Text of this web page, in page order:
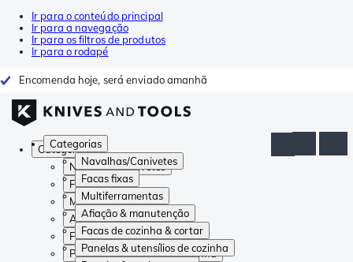
Ir para o conteúdo principal
Ir para a navegação
Ir para os filtros de produtos
Ir para o rodapé
Encomenda hoje, será enviado amanhã
Categorias
Navalhas/Canivetes
Facas fixas
Multiferramentas
Afiação & manutenção
Facas de cozinha & cortar
Panelas & utensílios de cozinha
Categorias
Navalhas/Canivetes
Facas fixas
Multiferramentas
Afiação & manutenção
Facas de cozinha & cortar
Panelas & utensílios de cozinha